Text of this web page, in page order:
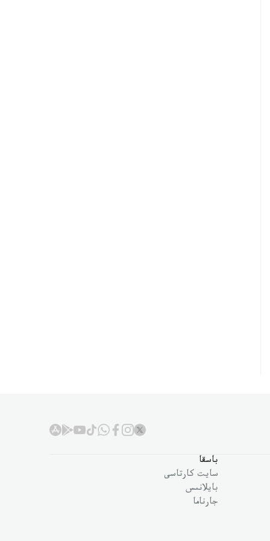
باسقا
سايت كارتاسى
بايلانىس
جارناما